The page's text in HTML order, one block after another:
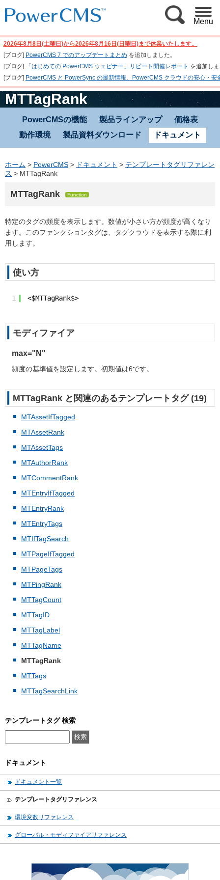
Menu
2026年8月8日(土曜日)から2026年8月16日(日曜日)まで休業いたします。
[ブログ] PowerCMS 7 でのアップデートまとめ を追加しました。
[ブログ]
「はじめての PowerCMS ウェビナー」リピート開催レポート を追加し
[ブログ] PowerCMS と PowerSync の最新情報、PowerCMS クラウドの安心・
MTTagRank
PowerCMSの機能 製品ラインアップ
価格表
動作環境
製品資料ダウンロード ドキュメント
ホーム > PowerCMS > ドキュメント > テンプレートタグリファレン
ス > MTTagRank
MTTagRank Function
特定のタグの頻度を表示します。数値が小さい方が頻度が高くなり
ます。このファンクションタグは、タグクラウドを表示する際に利
用します。
使い方
1 <$MTTagRank$>
モディファイア
max=" N "
頻度の基準値を設定します。初期値は6です。
MTTagRank と関連のあるテンプレートタグ (19)
MTAssetIfTagged
MTAssetRank
MTAssetTags
MTAuthorRank
MTCommentRank
MTEntryIfTagged
MTEntryRank
MTEntryTags
MTIfTagSearch
MTPageIfTagged
MTPageTags
MTPingRank
MTTagCount
MTTagID
MTTagLabel
MTTagName
MTTagRank
MTTags
MTTagSearchLink
テンプレートタグ 検索
ドキュメント
ドキュメント一覧
テンプレートタグリファレンス
環境変数リファレンス
グローバル・モディファイアリファレンス